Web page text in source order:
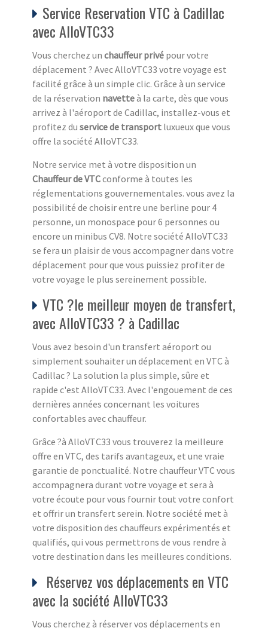
Service Reservation VTC à Cadillac
avec AlloVTC33
Vous cherchez un chauffeur privé pour votre
déplacement ? Avec AlloVTC33 votre voyage est
facilité grâce à un simple clic. Grâce à un service
de la réservation navetteà la carte, dès que vous
arrivez à l'aéroport de Cadillac, installez-vous et
profitez du service de transport luxueux que vous
offre la société AlloVTC33.
Notre service met à votre disposition un
Chauffeur de VTCconforme à toutes les
réglementations gouvernementales. vous avez la
possibilité de choisir entre une berline pour 4
personne, un monospace pour 6 personnes ou
encore un minibus CV8. Notre société AlloVTC33
se fera un plaisir de vous accompagner dans votre
déplacement pour que vous puissiez profiter de
votre voyage le plus sereinement possible.
VTC ?le meilleur moyen de transfert,
avec AlloVTC33 ? à Cadillac
Vous avez besoin d'un transfert aéroport ou
simplement souhaiter un déplacement en VTC à
Cadillac ? La solution la plus simple, sûre et
rapide c'est AlloVTC33. Avec l'engouement de ces
dernières années concernant les voitures
confortables avec chauffeur.
Grâce ?à AlloVTC33 vous trouverez la meilleure
offre en VTC, des tarifs avantageux, et une vraie
garantie de ponctualité. Notre chauffeur VTC vous
accompagnera durant votre voyage et sera à
votre écoute pour vous fournir tout votre confort
et offrir un transfert serein. Notre société met à
votre disposition des chauffeurs expérimentés et
qualifiés, qui vous permettrons de vous rendre à
votre destination dans les meilleures conditions.
Réservez vos déplacements en VTC
avec la société AlloVTC33
Vous cherchez à réserver vos déplacements en